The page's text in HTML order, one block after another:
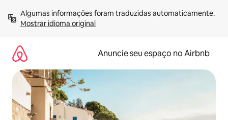
para
Mostrar idioma original
Anuncie seu espaço no Airbnb